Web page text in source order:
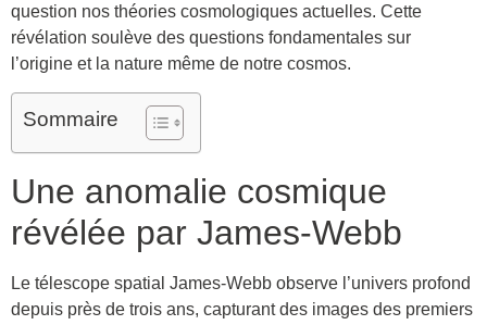
question nos théories cosmologiques actuelles. Cette
révélation soulève des questions fondamentales sur
l’origine et la nature même de notre cosmos.
Sommaire
Une anomalie cosmique
révélée par James-Webb
Le télescope spatial James-Webb observe l’univers profond
depuis près de trois ans, capturant des images des premiers